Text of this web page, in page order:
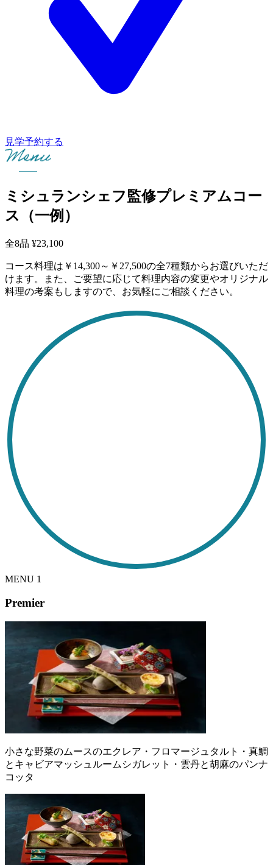
見学予約する
ミシュランシェフ監修プレミアムコー
ス（一例）
全8品 ¥23,100
コース料理は￥14,300～￥27,500の全7種類からお選びいただ
けます。また、ご要望に応じて料理内容の変更やオリジナル
料理の考案もしますので、お気軽にご相談ください。
MENU 1
Premier
小さな野菜のムースのエクレア・フロマージュタルト・真鯛
とキャビアマッシュルームシガレット・雲丹と胡麻のパンナ
コッタ